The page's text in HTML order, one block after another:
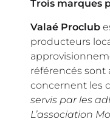
Trois marques
Valaé Proclub
producteurs
référencés sont
concernent les
servis par les
L’association